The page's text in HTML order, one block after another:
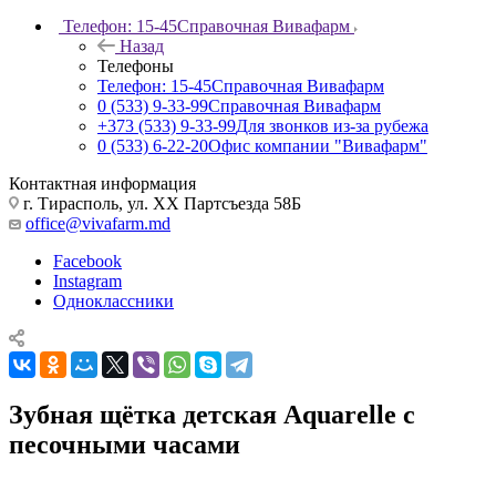
Телефон: 15-45Справочная Вивафарм
Назад
Телефоны
Телефон: 15-45Справочная Вивафарм
0 (533) 9-33-99Справочная Вивафарм
+373 (533) 9-33-99Для звонков из-за рубежа
0 (533) 6-22-20Офис компании "Вивафарм"
Контактная информация
г. Тирасполь, ул. ХХ Партсъезда 58Б
office@vivafarm.md
Facebook
Instagram
Одноклассники
Зубная щётка детская Aquarelle c
песочными часами